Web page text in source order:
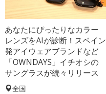
あなたにぴったりなカラー
レンズをAIが診断！スペイン
発アイウェアブランドなど
「OWNDAYS」イチオシの
サングラスが続々リリース
全国